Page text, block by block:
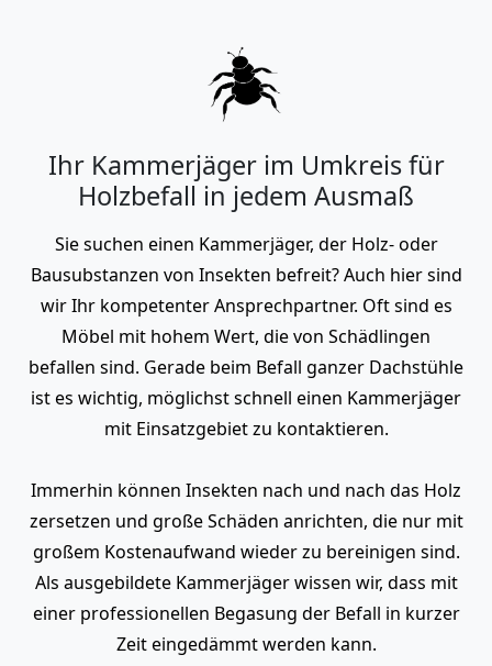
Ihr Kammerjäger im Umkreis für
Holzbefall in jedem Ausmaß
Sie suchen einen Kammerjäger, der Holz- oder
Bausubstanzen von Insekten befreit? Auch hier sind
wir Ihr kompetenter Ansprechpartner. Oft sind es
Möbel mit hohem Wert, die von Schädlingen
befallen sind. Gerade beim Befall ganzer Dachstühle
ist es wichtig, möglichst schnell einen Kammerjäger
mit Einsatzgebiet zu kontaktieren.
Immerhin können Insekten nach und nach das Holz
zersetzen und große Schäden anrichten, die nur mit
großem Kostenaufwand wieder zu bereinigen sind.
Als ausgebildete Kammerjäger wissen wir, dass mit
einer professionellen Begasung der Befall in kurzer
Zeit eingedämmt werden kann.